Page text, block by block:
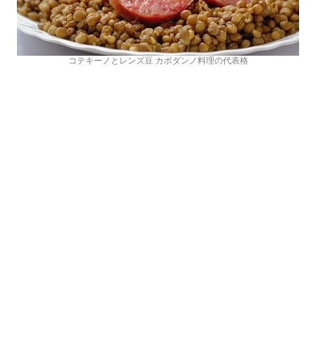
コテキーノとレンズ豆 カポダンノ料理の代表格